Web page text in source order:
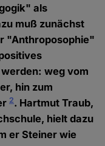
als
muß zunächst
"Anthroposophie"
weg vom
hin zum
2. Hartmut Traub,
hielt dazu
er Steiner wie